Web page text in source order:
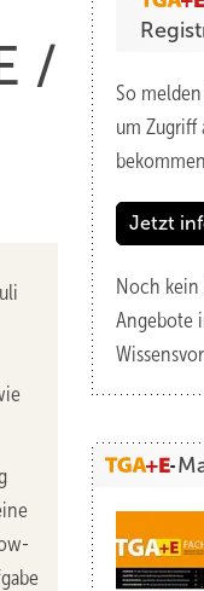
/
So
um Zugriff
Jetzt
Noch kein
Angebote